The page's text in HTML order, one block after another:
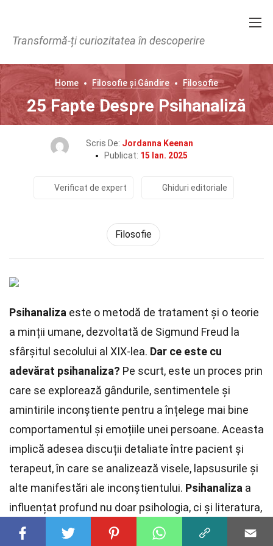
Transformă-ți curiozitatea în descoperire
Home Filosofie și Gândire Filosofie
25 Fapte Despre Psihanaliză
Scris De: Jordanna Keenan
Publicat: 15 Ian. 2025
Verificat de expert Ghiduri editoriale
Filosofie
Psihanaliza este o metodă de tratament și o teorie
a minții umane, dezvoltată de Sigmund Freud la
sfârșitul secolului al XIX-lea. Dar ce este cu
adevărat psihanaliza? Pe scurt, este un proces prin
care se explorează gândurile, sentimentele și
amintirile inconștiente pentru a înțelege mai bine
comportamentul și emoțiile unei persoane. Aceasta
implică adesea discuții detaliate între pacient și
terapeut, în care se analizează visele, lapsusurile și
alte manifestări ale inconștientului. Psihanaliza a
influențat profund nu doar psihologia, ci și literatura,
arta și cultura populară. Deși controversată, rămâne